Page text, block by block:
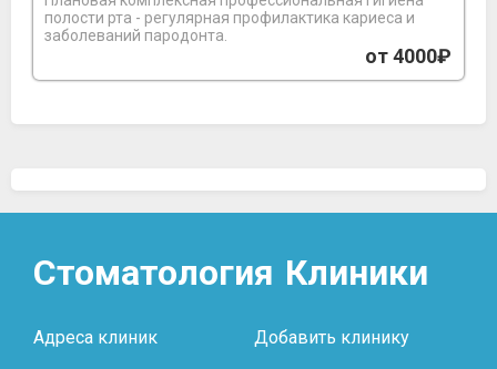
полости рта - регулярная профилактика кариеса и
заболеваний пародонта.
от 4000₽
Стоматология Клиники
Адреса клиник
Добавить клинику